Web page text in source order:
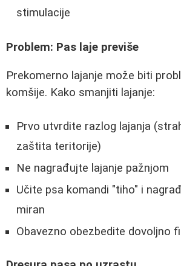
stimulacije
Problem: Pas laje previše
Prekomerno lajanje može biti
komšije. Kako smanjiti lajanje:
Prvo utvrdite razlog lajanja
zaštita teritorije)
Ne nagrađujte lajanje pažnjom
Učite psa komandi "tiho" i
miran
Obavezno obezbedite dovoljno